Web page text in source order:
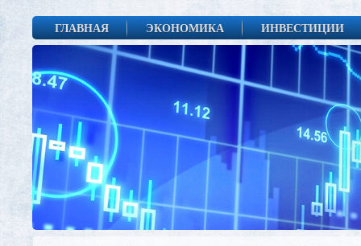
ГЛАВНАЯ ЭКОНОМИКА ИНВЕСТИЦИИ